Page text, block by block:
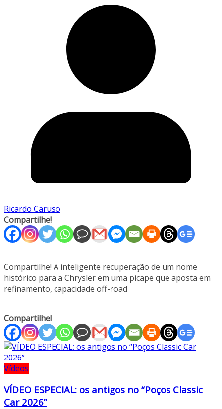
Ricardo Caruso
Compartilhe!
Compartilhe! A inteligente recuperação de um nome
histórico para a Chrysler em uma picape que aposta em
refinamento, capacidade off-road
Compartilhe!
Vídeos
VÍDEO ESPECIAL: os antigos no “Poços Classic
Car 2026”